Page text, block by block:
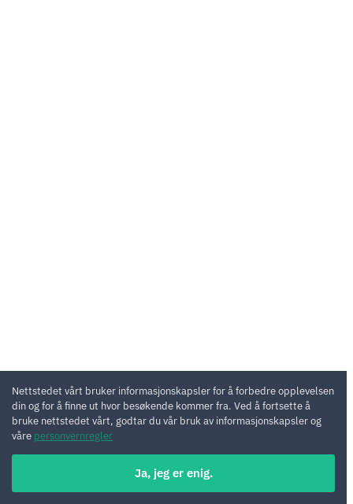
Nettstedet vårt bruker informasjonskapsler for å forbedre opplevelsen
din og for å finne ut hvor besøkende kommer fra. Ved å fortsette å
bruke nettstedet vårt, godtar du vår bruk av informasjonskapsler og
våre personvernregler
Ja, jeg er enig.